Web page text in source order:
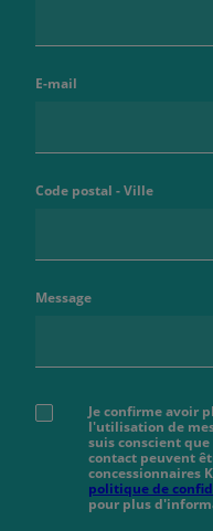
E-mail
Code postal - Ville
Message
Je confirme avoir
l'utilisation de
suis conscient
contact peuvent
concessionnaires
politique de
pour plus